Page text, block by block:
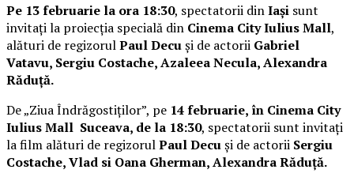
Pe 13 februarie la ora 18:30, spectatorii dinIași sunt
invitați la proiecția specială din Cinema City Iulius Mall,
alături de regizorulPaul Decuși de actorii Gabriel
Vatavu, Sergiu Costache, Azaleea Necula, Alexandra
Răduță.
De „Ziua Îndrăgostiților”, pe 14 februarie, în Cinema City
Iulius Mall Suceava, de la 18:30, spectatorii sunt invitați
la film alături de regizorulPaul Decuși de actorii Sergiu
Costache, Vlad si Oana Gherman, Alexandra Răduță.